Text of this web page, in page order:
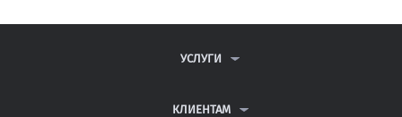
УСЛУГИ
ДИПЛОМНЫЕ РАБОТЫ
КЛИЕНТАМ